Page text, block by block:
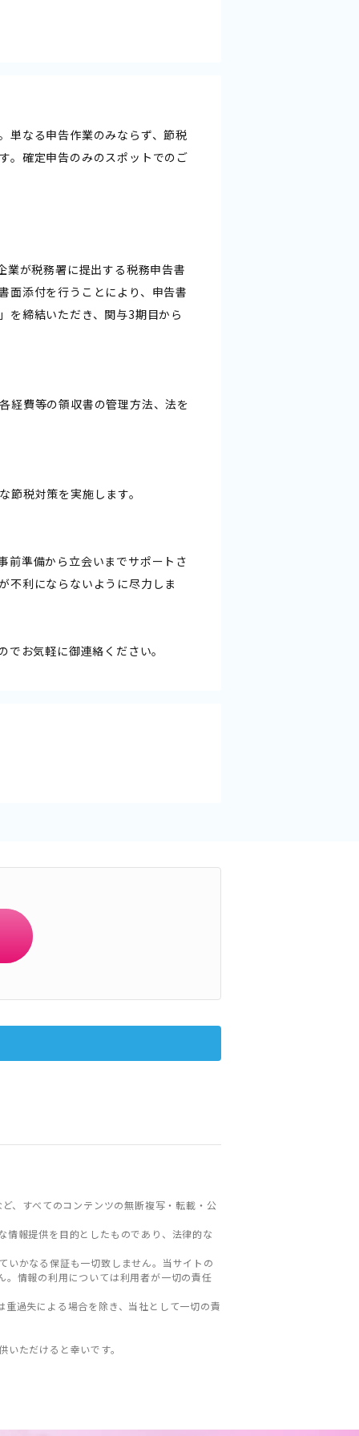
単なる申告作業のみならず、節税
。確定申告のみのスポットでのご
が税務署に提出する税務申告書
面添付を行うことにより、申告書
を締結いただき、関与3期目から
経費等の領収書の管理方法、法を
税対策を実施します。
前準備から立会いまでサポートさ
不利にならないように尽力しま
お気軽に御連絡ください。
、すべてのコンテンツの無断複写・転載・公
報提供を目的としたものであり、法律的な
いかなる保証も一切致しません。当サイトの
情報の利用については利用者が一切の責任
過失による場合を除き、当社として一切の責
ただけると幸いです。